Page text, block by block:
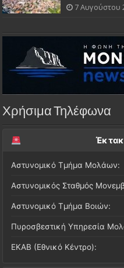
7 Αυγούστου
Χρήσιμα Τηλέφωνα
Αστυνομικό Τμήμα Μολάων:
Αστυνομικός Σταθμός
Αστυνομικό Τμήμα Βοιών:
Πυροσβεστική Υπηρεσία
ΕΚΑΒ (Εθνικό Κέντρο):